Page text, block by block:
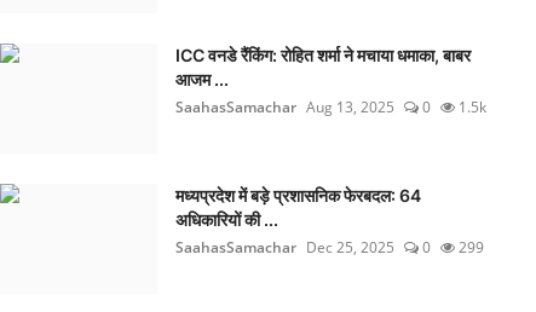
ICC वनडे रैंकिंग: रोहित शर्मा ने मचाया धमाका, बाबर
आजम ...
SaahasSamachar Aug 13, 2025 0 1.5k
मध्यप्रदेश में बड़े प्रशासनिक फेरबदल: 64
अधिकारियों की ...
SaahasSamachar Dec 25, 2025 0 299